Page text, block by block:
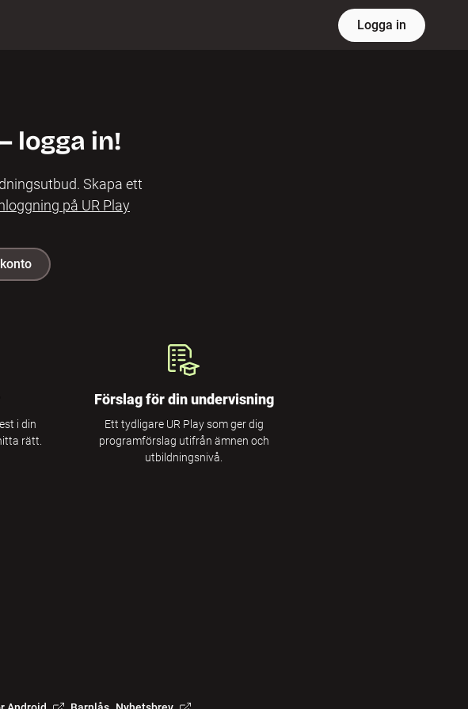
Logga in
logga in!
Skapa ett
på UR Play
i din
rätt.
Förslag för din undervisning
Ett tydligare UR Play som ger dig
programförslag utifrån ämnen och
utbildningsnivå.